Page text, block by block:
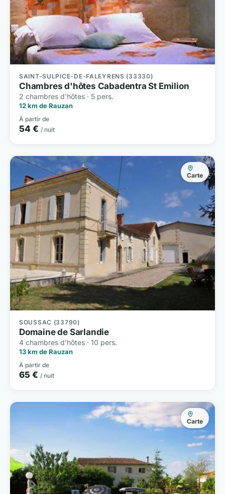
SAINT-SULPICE-DE-FALEYRENS (33330)
Chambres d'hôtes Cabadentra St Emilion
2 chambres d'hôtes · 5 pers.
12 km de Rauzan
À partir de
54 € / nuit
Carte
SOUSSAC (33790)
Domaine de Sarlandie
4 chambres d'hôtes · 10 pers.
13 km de Rauzan
À partir de
65 € / nuit
Carte